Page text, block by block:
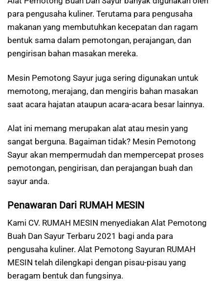
para pengusaha kuliner. Terutama para pengusaha
makanan yang membutuhkan kecepatan dan ragam
bentuk sama dalam pemotongan, perajangan, dan
pengirisan bahan masakan mereka.
Mesin Pemotong Sayur juga sering digunakan untuk
memotong, merajang, dan mengiris bahan masakan
saat acara hajatan ataupun acara-acara besar lainnya.
Alat ini memang merupakan alat atau mesin yang
sangat berguna. Bagaiman tidak? Mesin Pemotong
Sayur akan mempermudah dan mempercepat proses
pemotongan, pengirisan, dan perajangan buah dan
sayur anda.
Penawaran Dari RUMAH MESIN
Kami CV. RUMAH MESIN menyediakan Alat Pemotong
Buah Dan Sayur Terbaru 2021 bagi anda para
pengusaha kuliner. Alat Pemotong Sayuran RUMAH
MESIN telah dilengkapi dengan pisau-pisau yang
beragam bentuk dan fungsinya.